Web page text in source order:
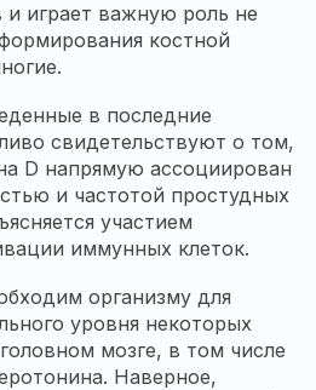
и играет важную роль не
костной
в последние
свидетельствуют о том,
D напрямую ассоциирован
и частотой простудных
участием
иммунных клеток.
организму для
уровня некоторых
мозге, в том числе
Наверное,